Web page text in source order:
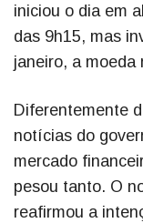
iniciou o dia em
das 9h15, mas
janeiro, a moeda
Diferentemente
notícias do
mercado
pesou tanto. O
reafirmou a